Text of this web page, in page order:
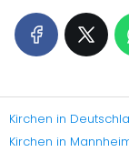
Kirchen in
Kirchen in